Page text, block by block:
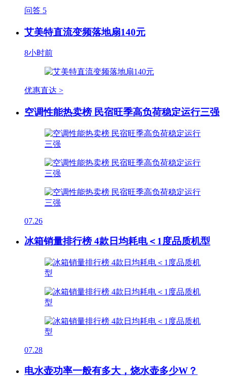
问答 5
艾美特直流变频落地扇140元
8小时前
优惠直达 >
空调性能热卖榜 民宿旺季高负荷稳定运行三强
07.26
冰箱销量排行榜 4款日均耗电＜1度品质机型
07.28
电水壶功率一般有多大，烧水壶多少W？